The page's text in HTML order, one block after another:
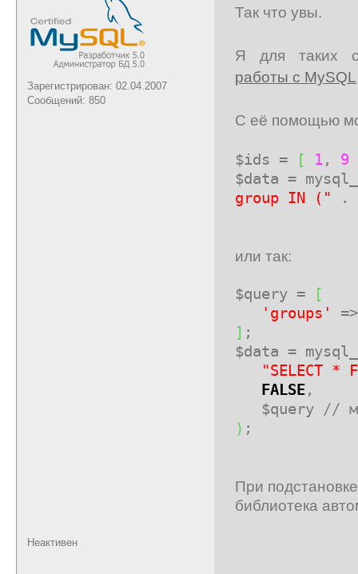
Зарегистрирован: 02.04.2007
Сообщений: 850
Так что увы.
Я для таких
работы с MySQL
С её помощью
$ids = [ 1, 9
$data =
group IN (" .
или так:
$query =
[
'groups'
] ;
$data =
"SELECT *
FALSE,
$query //
) ;
При
библиотека
Неактивен